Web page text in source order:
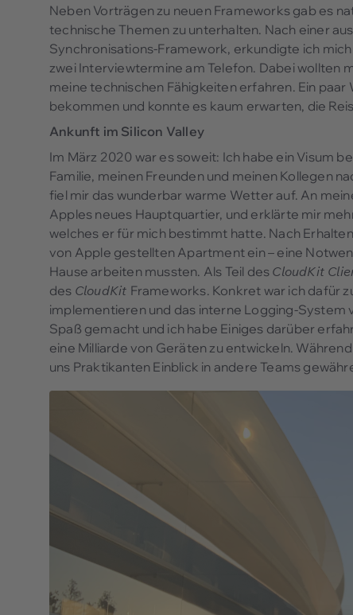
Neben Vorträgen zu neuen Frameworks gab es
technische Themen zu unterhalten. Nach einer
Synchronisations-Framework, erkundigte ich
zwei Interviewtermine am Telefon. Dabei wollten
meine technischen Fähigkeiten erfahren. Ein
bekommen und konnte es kaum erwarten, die
Ankunft im Silicon Valley
Im März 2020 war es soweit: Ich habe ein Visum
Familie, meinen Freunden und meinen Kollegen
fiel mir das wunderbar warme Wetter auf. An
Apples neues Hauptquartier, und erklärte mir
welches er für mich bestimmt hatte. Nach
von Apple gestellten Apartment ein – eine
Hause arbeiten mussten. Als Teil des CloudKit
des CloudKit Frameworks. Konkret war ich dafür
implementieren und das interne Logging-System
Spaß gemacht und ich habe Einiges darüber
eine Milliarde von Geräten zu entwickeln.
uns Praktikanten Einblick in andere Teams